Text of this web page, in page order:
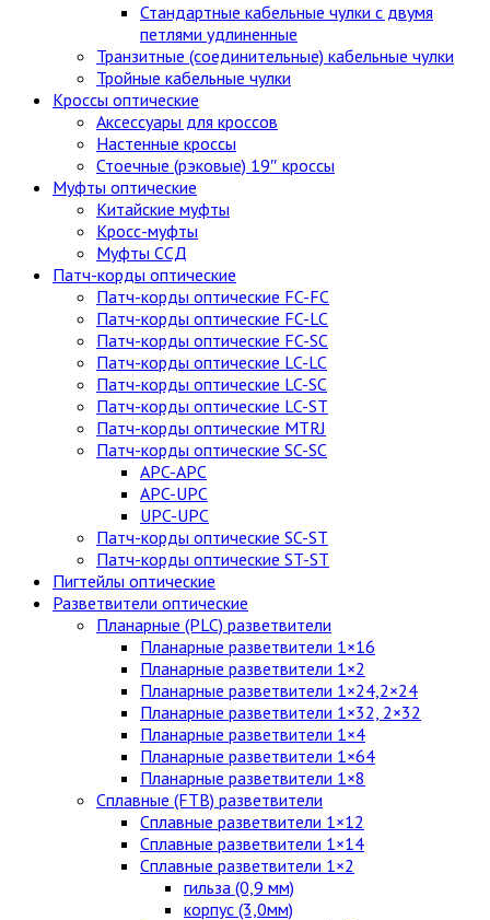
Стандартные кабельные чулки с двумя
петлями удлиненные
Транзитные (соединительные) кабельные чулки
Тройные кабельные чулки
Кроссы оптические
Аксессуары для кроссов
Настенные кроссы
Стоечные (рэковые) 19″ кроссы
Муфты оптические
Китайские муфты
Кросс-муфты
Муфты ССД
Патч-корды оптические
Патч-корды оптические FC-FC
Патч-корды оптические FC-LC
Патч-корды оптические FC-SC
Патч-корды оптические LC-LC
Патч-корды оптические LC-SC
Патч-корды оптические LC-ST
Патч-корды оптические MTRJ
Патч-корды оптические SC-SC
APC-APC
APC-UPC
UPC-UPC
Патч-корды оптические SC-ST
Патч-корды оптические ST-ST
Пигтейлы оптические
Разветвители оптические
Планарные (PLC) разветвители
Планарные разветвители 1×16
Планарные разветвители 1×2
Планарные разветвители 1×24,2×24
Планарные разветвители 1×32, 2×32
Планарные разветвители 1×4
Планарные разветвители 1×64
Планарные разветвители 1×8
Сплавные (FTB) разветвители
Сплавные разветвители 1×12
Сплавные разветвители 1×14
Сплавные разветвители 1×2
гильза (0,9 мм)
корпус (3,0мм)